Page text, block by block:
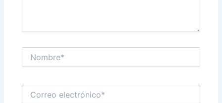
electrónico*